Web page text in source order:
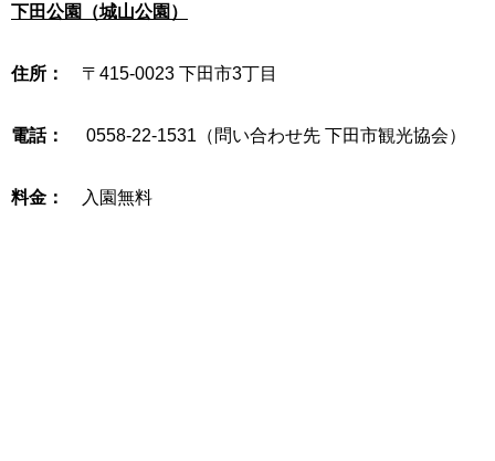
下田公園（城山公園）
住所： 〒415-0023 下田市3丁目
電話： 0558-22-1531（問い合わせ先 下田市観光協会）
料金： 入園無料